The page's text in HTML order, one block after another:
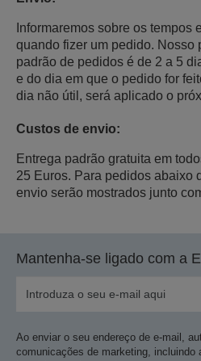
Informaremos sobre os tempos
quando fizer um pedido. Nosso
padrão de pedidos é de 2 a 5
e do dia em que o pedido for
dia não útil, será aplicado o
Custos de envio:
Entrega padrão gratuita em
25 Euros. Para pedidos abaixo
envio serão mostrados junto
Mantenha-se ligado com a
Ao enviar o seu endereço de e-mail,
comunicações de marketing, incluindo